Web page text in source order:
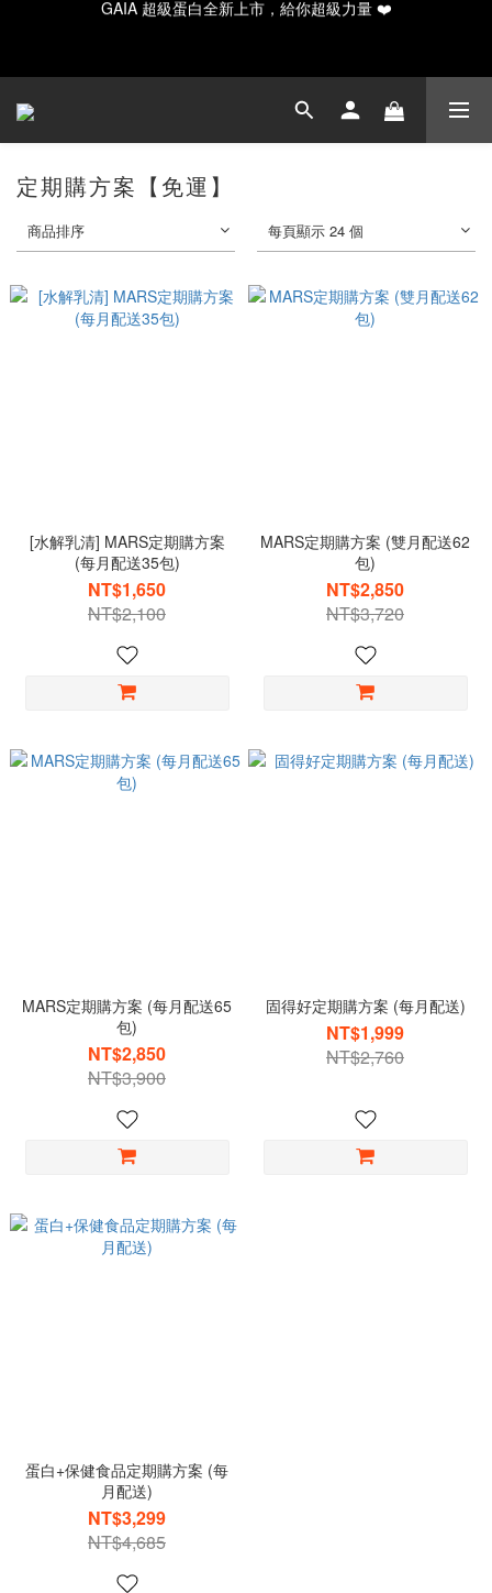
GAIA 超級蛋白全新上市，給你超級力量 ❤️
定期購方案【免運】
商品排序 每頁顯示 24 個
[水解乳清] MARS定期購方案
(每月配送35包)
NT$1,650
NT$2,100
MARS定期購方案 (雙月配送62
包)
NT$2,850
NT$3,720
MARS定期購方案 (每月配送65
包)
NT$2,850
NT$3,900
固得好定期購方案 (每月配送)
NT$1,999
NT$2,760
蛋白+保健食品定期購方案 (每
月配送)
NT$3,299
NT$4,685